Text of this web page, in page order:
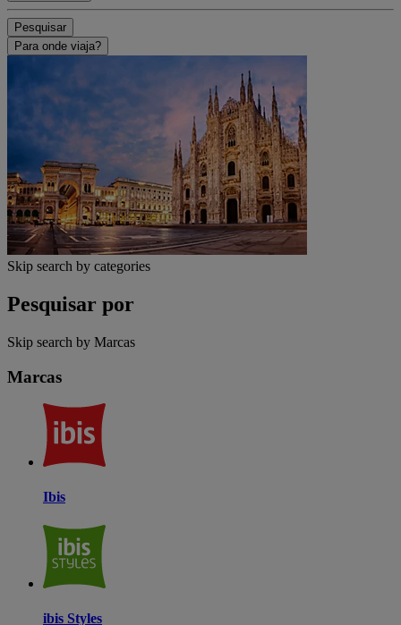
Pesquisar
Para onde viaja?
Skip search by categories
Pesquisar por
Skip search by Marcas
Marcas
Ibis
ibis Styles